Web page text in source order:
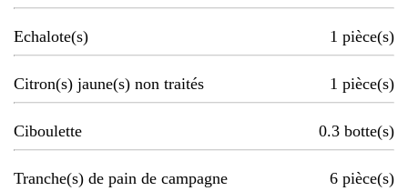
Echalote(s) 1 pièce(s)
Citron(s) jaune(s) non traités 1 pièce(s)
Ciboulette 0.3 botte(s)
Tranche(s) de pain de campagne 6 pièce(s)